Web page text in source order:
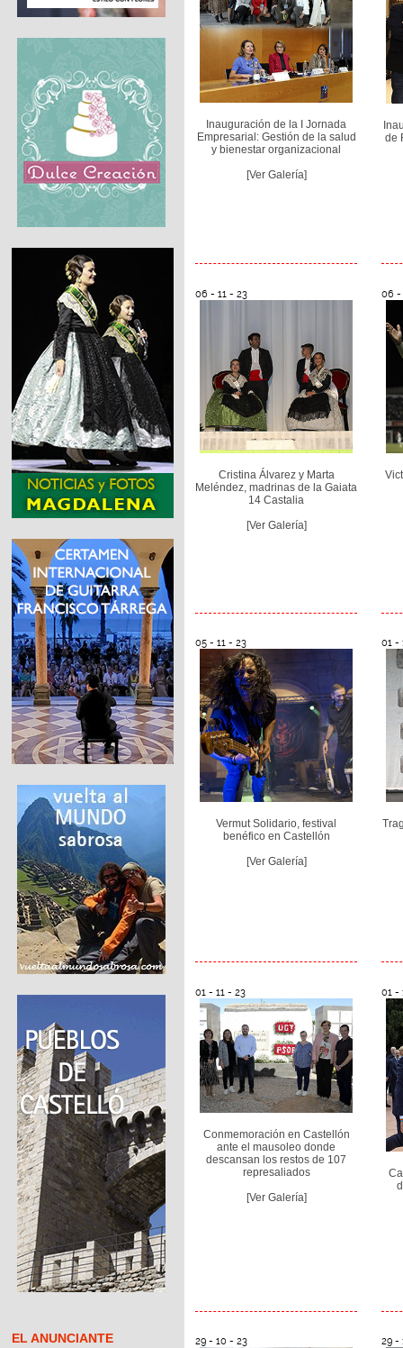
EL ANUNCIANTE
Inauguración de la I Jornada
Empresarial: Gestión de la salud
y bienestar organizacional
[Ver Galería]
de
06 - 11 - 23
Cristina Álvarez y Marta
Meléndez, madrinas de la Gaiata
14 Castalia
[Ver Galería]
06 -
05 - 11 - 23
Vermut Solidario, festival
benéfico en Castellón
[Ver Galería]
01 -
01 - 11 - 23
Conmemoración en Castellón
ante el mausoleo donde
descansan los restos de 107
represaliados
[Ver Galería]
01 -
29 - 10 - 23 29 -